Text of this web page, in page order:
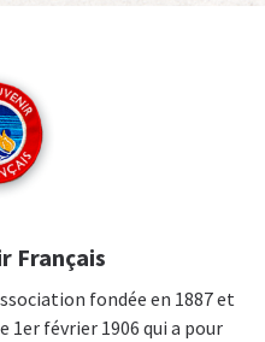
Français
fondée en 1887 et
1er février 1906 qui a pour